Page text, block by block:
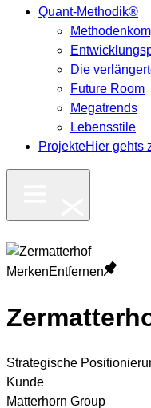
Quant-Methodik®
Die
Future Room
Megatrends
Lebensstile
ProjekteHier gehts
MerkenEntfernen
Strategische
Kunde
Matterhorn Group